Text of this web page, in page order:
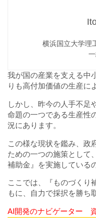
横浜国立大学理
我が国の産業を支える中
りも高付加価値の生産に
しかし、昨今の人手不足
命題の一つである生産性
況にあります。
この様な現状を鑑み、政
ための一つの施策として
補助金』を実施している
ここでは、『ものづくり
もに、自力で採択を勝ち
AI開発のナビゲーター